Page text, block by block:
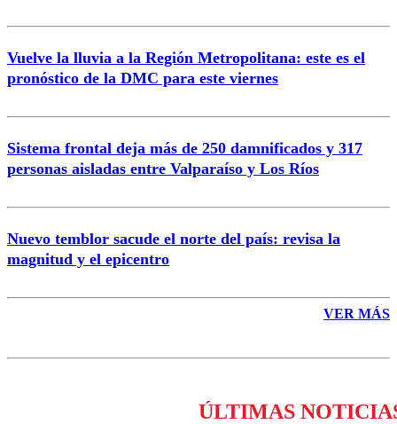
Enviar comentario
Vuelve la lluvia a la Región Metropolitana: este es el
pronóstico de la DMC para este viernes
Sistema frontal deja más de 250 damnificados y 317
personas aisladas entre Valparaíso y Los Ríos
Nuevo temblor sacude el norte del país: revisa la
magnitud y el epicentro
VER MÁS
ÚLTIMAS